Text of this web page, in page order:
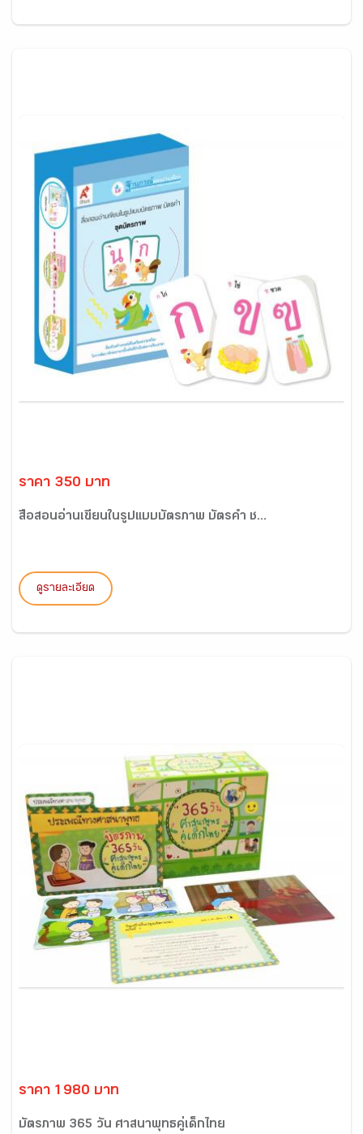
ราคา 350 บาท
สื่อสอนอ่านเขียนในรูปแบบบัตรภาพ บัตรคำ ช...
ดูรายละเอียด
ราคา 1980 บาท
บัตรภาพ 365 วัน ศาสนาพุทธคู่เด็กไทย